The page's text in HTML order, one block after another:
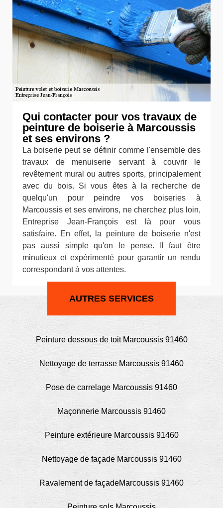
Qui contacter pour vos travaux de
peinture de boiserie à Marcoussis
et ses environs ?
La boiserie peut se définir comme l'ensemble des
travaux de menuiserie servant à couvrir le
revêtement mural ou autres sports, principalement
avec du bois. Si vous êtes à la recherche de
quelqu'un pour peindre vos boiseries à
Marcoussis et ses environs, ne cherchez plus loin,
Entreprise Jean-François est là pour vous
satisfaire. En effet, la peinture de boiserie n'est
pas aussi simple qu'on le pense. Il faut être
minutieux et expérimenté pour garantir un rendu
correspondant à vos attentes.
AUTRES SERVICES
Peinture dessous de toit Marcoussis 91460
Nettoyage de terrasse Marcoussis 91460
Pose de carrelage Marcoussis 91460
Maçonnerie Marcoussis 91460
Peinture extérieure Marcoussis 91460
Nettoyage de façade Marcoussis 91460
Ravalement de façadeMarcoussis 91460